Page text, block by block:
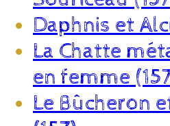
Daphnis et
La Chatte
en femme
Le Bûcheron